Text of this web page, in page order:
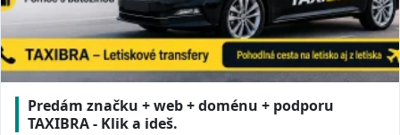
Predám značku + web + doménu + podporu
TAXIBRA - Klik a ideš.